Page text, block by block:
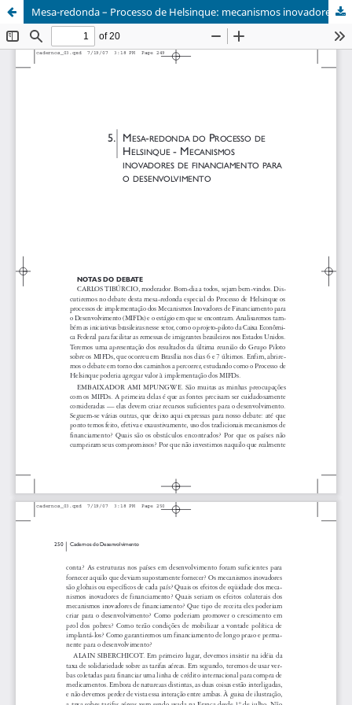
Mesa-redonda – Processo de Helsinque: mecanismos inovadores de financiamento para o desenvolvimento